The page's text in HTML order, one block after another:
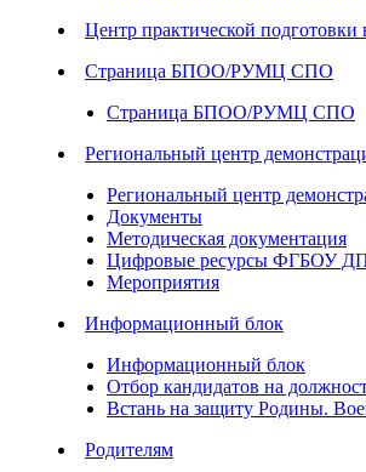
Центр практической
Страница БПОО/РУМЦ СПО
Страница БПОО/РУМЦ СПО
Региональный центр
Региональный центр
Документы
Методическая документация
Цифровые ресурсы ФГБОУ
Мероприятия
Информационный блок
Информационный блок
Отбор кандидатов на
Встань на защиту Родины.
Родителям